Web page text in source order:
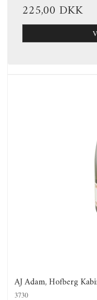
225,00 DKK
AJ Adam, Hofberg
3730